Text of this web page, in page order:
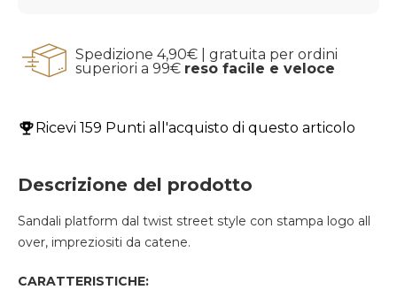
Spedizione 4,90€ | gratuita per ordini
superiori a 99€ reso facile e veloce
Ricevi 159 Punti all'acquisto di questo articolo
Descrizione del prodotto
Sandali platform dal twist street style con stampa logo all
over, impreziositi da catene.
CARATTERISTICHE: